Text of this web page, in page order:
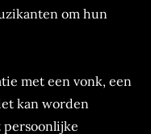
om hun
met een vonk, een
kan worden
persoonlijke